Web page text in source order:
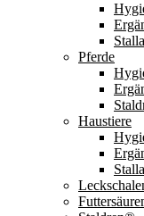
Pferde
Haustiere